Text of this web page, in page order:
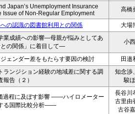
Japan’s Unemployment Insurance
Issue of Non-Regular Employment
高橋
の認識の図書館利用との関係
大場
業成績への影響―母親が悩みとしてあ
の関係」に着目して―
小
ェンダー差をもたらす要因の検討
田邉
ランジション経験の地域差に関する調
報告（２）
知念渉
駿
過程に及ぼす影響 ――ハイロメーター
る国際比較分析――
長谷川
古里由
古谷